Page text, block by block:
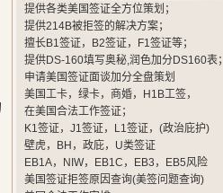
提供各类美国签证全方位策划；
提供214B被拒签的解决方案；
擅长B1签证，B2签证，F1签证等；
提供DS-160填写奥秘,润色加分DS160表；
申请美国签证面谈加分全盘策划
美国工卡，绿卡，商婚，H1B工签，
在美国合法工作签证；
K1签证，J1签证，L1签证，(政治庇护)
壁虎，BH，政庇，U类签证
EB1A，NIW，EB1C，EB3，EB5风险
美国签证拒签原因查询(美签问题查询)